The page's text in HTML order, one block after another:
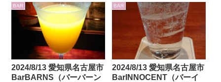
BarBARNS（バーバーン
ズ）さん会場
キ）さん
BAR
2024/8/13 愛知県名古屋市
BarBARNS（バーバーン
BAR
2024/8/13 愛知県名古屋市
BarINNOCENT（バーイ